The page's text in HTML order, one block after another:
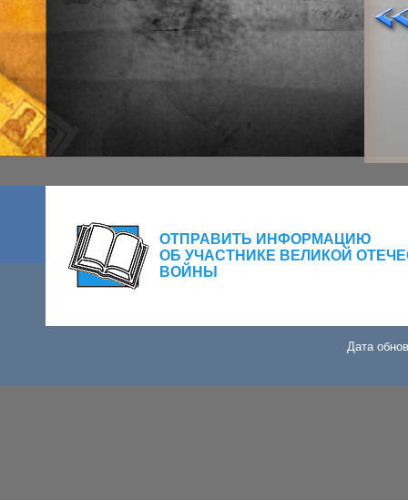
ОТПРАВИТЬ ИНФОРМАЦИЮ
ОБ УЧАСТНИКЕ ВЕЛИКОЙ
ВОЙНЫ
Дата